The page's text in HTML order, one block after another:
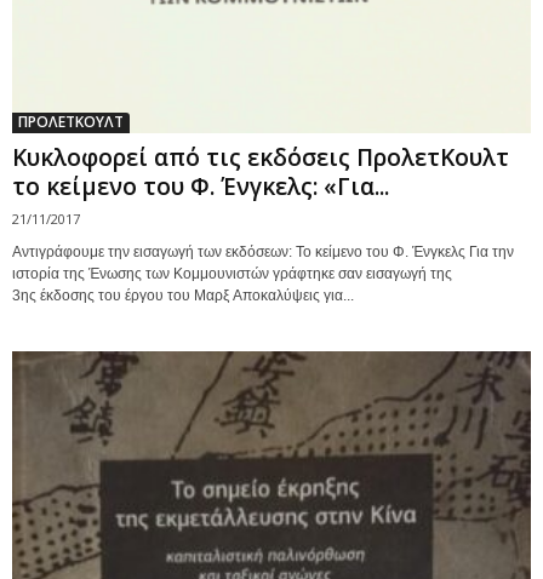
ΠΡΟΛΕΤΚΟΥΛΤ
Κυκλοφορεί από τις εκδόσεις ΠρολετΚουλτ
το κείμενο του Φ. Ένγκελς: «Για...
21/11/2017
Αντιγράφουμε την εισαγωγή των εκδόσεων: Το κείμενο του Φ. Ένγκελς Για την
ιστορία της Ένωσης των Κομμουνιστών γράφτηκε σαν εισαγωγή της
3ης έκδοσης του έργου του Μαρξ Αποκαλύψεις για...